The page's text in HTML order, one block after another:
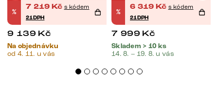
%
7 219 Kč s kódem
21DPH
9 139 Kč
Na objednávku
od 4. 11. u vás
%
6 319 Kč s kódem
21DPH
7 999 Kč
Skladem > 10 ks
14. 8. – 19. 8. u vás